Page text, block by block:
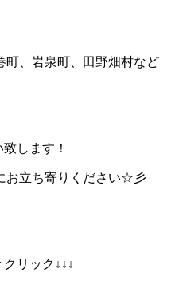
町、岩泉町、田野畑村など
します！
お立ち寄りください☆彡
リック↓↓↓